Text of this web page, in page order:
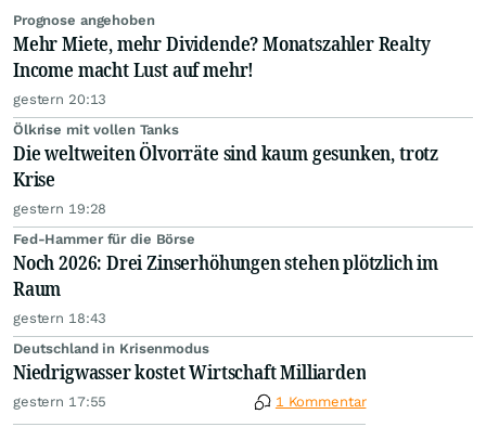
Prognose angehoben
Mehr Miete, mehr Dividende? Monatszahler Realty
Income macht Lust auf mehr!
gestern 20:13
Ölkrise mit vollen Tanks
Die weltweiten Ölvorräte sind kaum gesunken, trotz
Krise
gestern 19:28
Fed-Hammer für die Börse
Noch 2026: Drei Zinserhöhungen stehen plötzlich im
Raum
gestern 18:43
Deutschland in Krisenmodus
Niedrigwasser kostet Wirtschaft Milliarden
gestern 17:55 1 Kommentar